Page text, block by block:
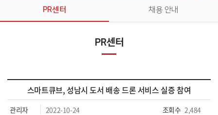
PR센터 채용 안내
PR센터
스마트큐브, 성남시 도서 배송 드론 서비스 실증 참여
관리자 2022-10-24 조회수 2,484